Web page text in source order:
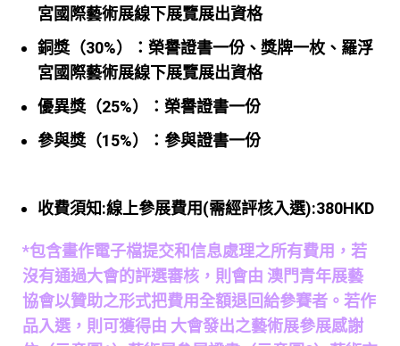
宮國際藝術展線下展覽展出資格
銅獎（30%）：榮譽證書一份、獎牌一枚、羅浮
宮國際藝術展線下展覽展出資格
優異獎（25%）：榮譽證書一份
參與獎（15%）：參與證書一份
收費須知:線上參展費用(需經評核入選):380HKD
*包含畫作電子檔提交和信息處理之所有費用，若
沒有通過大會的評選審核，則會由 澳門青年展藝
協會以贊助之形式把費用全額退回給參賽者。若作
品入選，則可獲得由 大會發出之藝術展參展感謝